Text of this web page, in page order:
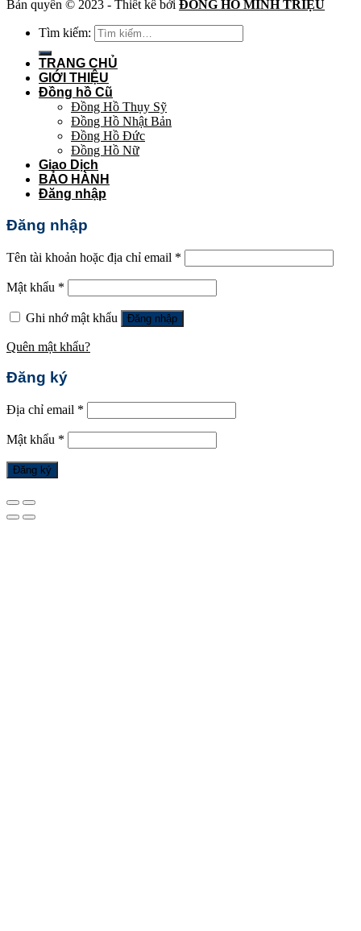
Bản quyền © 2023 - Thiết kế bởi ĐỒNG HỒ MINH TRIỆU
Tìm kiếm:
TRANG CHỦ
GIỚI THIỆU
Đồng hồ Cũ
Đồng Hồ Thụy Sỹ
Đồng Hồ Nhật Bản
Đồng Hồ Đức
Đồng Hồ Nữ
Giao Dịch
BẢO HÀNH
Đăng nhập
Đăng nhập
Tên tài khoản hoặc địa chỉ email *
Mật khẩu *
Ghi nhớ mật khẩu Đăng nhập
Quên mật khẩu?
Đăng ký
Địa chỉ email *
Mật khẩu *
Đăng ký